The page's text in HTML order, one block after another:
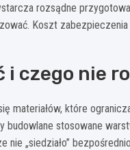
rozsądne
Koszt
i czego nie
materiałów, które
budowlane stosowane
„siedziało”